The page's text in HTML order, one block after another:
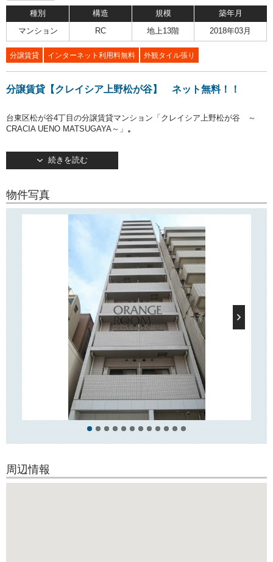
種別 構造 規模 築年月
マンション RC 地上13階 2018年03月
分譲賃貸 インターネット利用料無料 外観タイル張り
分譲賃貸【クレイシア上野松が谷】 ネット無料！！
台東区松が谷4丁目の分譲賃貸マンション「クレイシア上野松が谷 ～
CRACIA UENO MATSUGAYA～」 。
東京メトロ日比谷線「入谷駅」徒歩6分。
中目黒・恵比寿・六本木・銀座・築地など、お洒落で人気のエリアへも
秋葉原・新御徒町にも乗換え無しで通勤にも大変便利です。
ＪＲ山手線・京浜東北線「鶯谷駅」へも徒歩圏内でご利用いただけま
エントランスにはオートロックがあり、室内のTVモニターフォンと連動
して事前に訪問者を確認することができます。
防犯カメラもエントランスだけでなく、エレベーター内・駐輪場などに
夜のご帰宅には、間接照明で照らされた明るいエントランスが入居者様
を出迎えてくれます。
●インターネット無料
インターネット（Wi-Fi）が無料でお使いいただけます。
お引越し後、すぐに利用可能！ Wi-Fiにお手持ちの携帯端末やPCなど
を接続して、お部屋のどこでもインターネットがお楽しみいただけま
浅草には、スカイツリー・ソラマチ・雷門・商店街もあり日々のお買い
物やお食事にも大変便利。
休日はゆっくりお散歩をしながら東京の下町をじっくり味わうことがで
03-5844-1080
続きを読む
物件写真
周辺情報